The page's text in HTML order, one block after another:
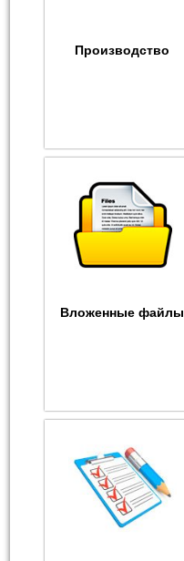
Производство
Вложенные файлы